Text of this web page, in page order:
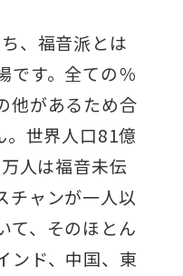
、福音派とは
です。全ての％
他があるため合
。世界人口81億
人は福音未伝
チャンが一人以
て、そのほとん
ンド、中国、東